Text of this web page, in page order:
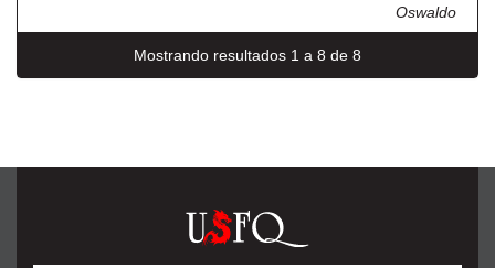
Oswaldo
Mostrando resultados 1 a 8 de 8